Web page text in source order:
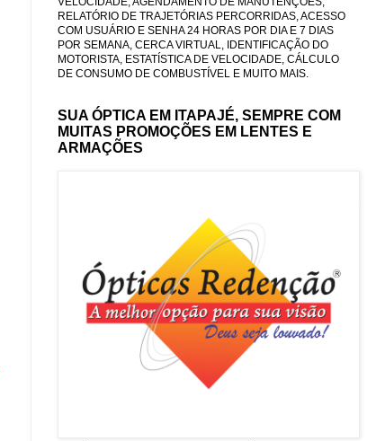
RELATÓRIO DE TRAJETÓRIAS PERCORRIDAS, ACESSO
COM USUÁRIO E SENHA 24 HORAS POR DIA E 7 DIAS
POR SEMANA, CERCA VIRTUAL, IDENTIFICAÇÃO DO
MOTORISTA, ESTATÍSTICA DE VELOCIDADE, CÁLCULO
DE CONSUMO DE COMBUSTÍVEL E MUITO MAIS.
SUA ÓPTICA EM ITAPAJÉ, SEMPRE COM
MUITAS PROMOÇÕES EM LENTES E
ARMAÇÕES